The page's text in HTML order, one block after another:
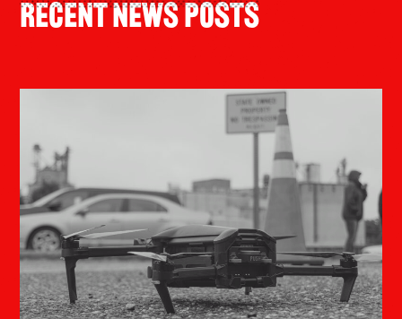
Recent News Posts